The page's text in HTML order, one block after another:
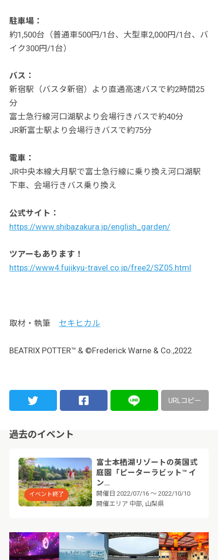
駐車場：
約1,500台（普通車500円/1台、大型車2,000円/1台、バ
イク300円/1台）
バス：
新宿駅（バスタ新宿）より直通高速バスで約2時間25
分
富士急行線河口湖駅より会場行きバスで約40分
JR新富士駅より会場行きバスで約75分
電車：
JR中央本線大月駅で富士急行線に乗り換え河口湖駅
下車、会場行きバス乗り換え
公式サイト：
https://www.shibazakura.jp/english_garden/
ツアーもあります！
https://www4.fujikyu-travel.co.jp/free2/SZ05.html
取材・執筆 セキヒカル
BEATRIX POTTER™ & ©Frederick Warne & Co.,2022
URLコピー
過去のイベント
イベント終了
富士本栖湖リゾートの英国式
庭園「ピーターラビット™ イ
ン…
開催日 2022/07/16 ～ 2022/10/10
開催エリア 中部, 山梨県